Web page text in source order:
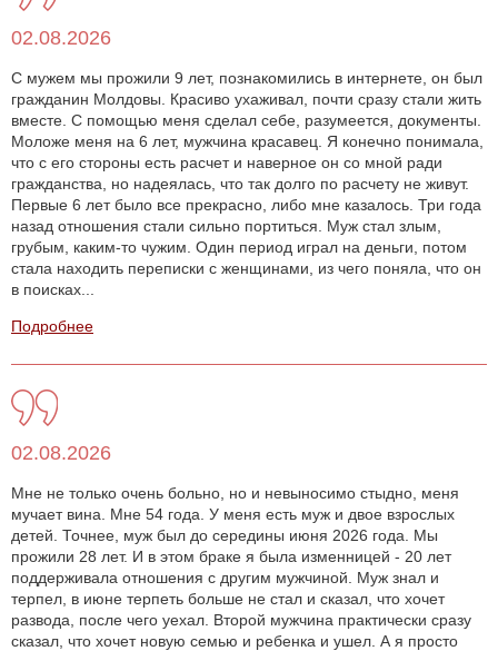
02.08.2026
С мужем мы прожили 9 лет, познакомились в интернете, он был
гражданин Молдовы. Красиво ухаживал, почти сразу стали жить
вместе. С помощью меня сделал себе, разумеется, документы.
Моложе меня на 6 лет, мужчина красавец. Я конечно понимала,
что с его стороны есть расчет и наверное он со мной ради
гражданства, но надеялась, что так долго по расчету не живут.
Первые 6 лет было все прекрасно, либо мне казалось. Три года
назад отношения стали сильно портиться. Муж стал злым,
грубым, каким-то чужим. Один период играл на деньги, потом
стала находить переписки с женщинами, из чего поняла, что он
в поисках...
Подробнее
02.08.2026
Мне не только очень больно, но и невыносимо стыдно, меня
мучает вина. Мне 54 года. У меня есть муж и двое взрослых
детей. Точнее, муж был до середины июня 2026 года. Мы
прожили 28 лет. И в этом браке я была изменницей - 20 лет
поддерживала отношения с другим мужчиной. Муж знал и
терпел, в июне терпеть больше не стал и сказал, что хочет
развода, после чего уехал. Второй мужчина практически сразу
сказал, что хочет новую семью и ребенка и ушел. А я просто